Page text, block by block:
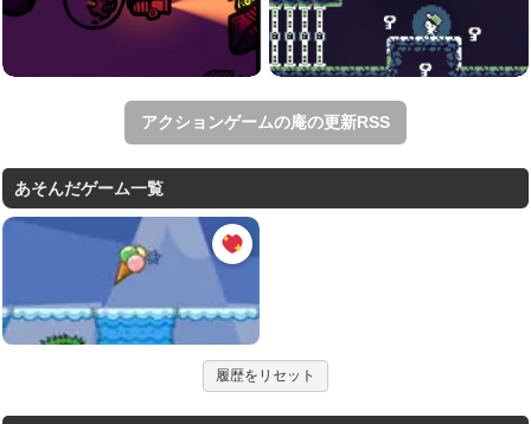
アクションゲームの庵の更新RSS
あそんだゲーム一覧
履歴をリセット